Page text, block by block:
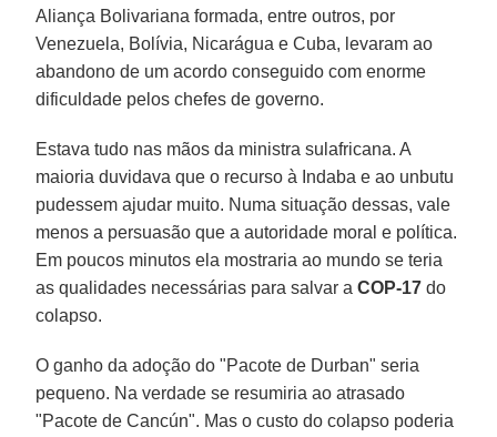
Aliança Bolivariana formada, entre outros, por
Venezuela, Bolívia, Nicarágua e Cuba, levaram ao
abandono de um acordo conseguido com enorme
dificuldade pelos chefes de governo.
Estava tudo nas mãos da ministra sulafricana. A
maioria duvidava que o recurso à Indaba e ao unbutu
pudessem ajudar muito. Numa situação dessas, vale
menos a persuasão que a autoridade moral e política.
Em poucos minutos ela mostraria ao mundo se teria
as qualidades necessárias para salvar aCOP-17 do
colapso.
O ganho da adoção do "Pacote de Durban" seria
pequeno. Na verdade se resumiria ao atrasado
"Pacote de Cancún". Mas o custo do colapso poderia